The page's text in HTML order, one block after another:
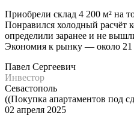
Приобрели склад 4 200 м² на
Понравился холодный расчёт
определили заранее и не
Экономия к рынку — около 21
Павел Сергеевич
Инвестор
Севастополь
((Покупка апартаментов под
02 апреля 2025